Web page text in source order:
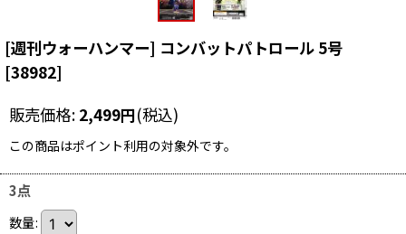
[週刊ウォーハンマー] コンバットパトロール 5号
[38982]
販売価格: 2,499円(税込)
この商品はポイント利用の対象外です。
3点
数量: